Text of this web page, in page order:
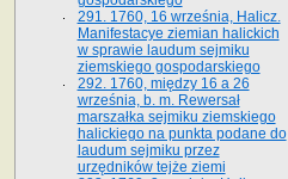
291. 1760, 16 września, Halicz.
Manifestacye ziemian halickich
w sprawie laudum sejmiku
ziemskiego gospodarskiego
292. 1760, między 16 a 26
września, b. m. Rewersał
marszałka sejmiku ziemskiego
halickiego na punkta podane do
laudum sejmiku przez
urzędników tejże ziemi